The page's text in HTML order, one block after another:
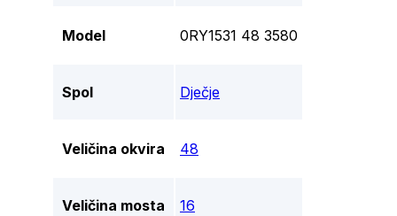
Model 0RY1531 48 3580
Spol Dječje
Veličina okvira 48
Veličina mosta 16